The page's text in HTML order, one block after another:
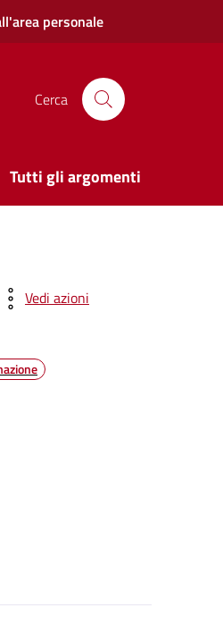
personale
Cerca
Tutti gli argomenti
Vedi azioni